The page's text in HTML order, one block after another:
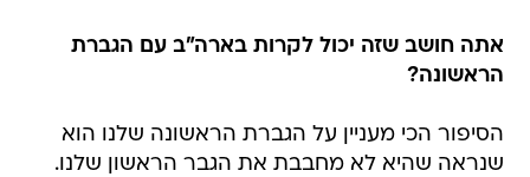
אתה חושב שזה יכול לקרות בארה"ב עם הגברת
הראשונה?
הסיפור הכי מעניין על הגברת הראשונה שלנו הוא
שנראה שהיא לא מחבבת את הגבר הראשון שלנו.